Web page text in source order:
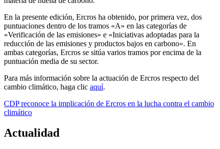
En la presente edición, Ercros ha obtenido, por primera vez, dos
puntuaciones dentro de los tramos «A» en las categorías de
«Verificación de las emisiones» e «Iniciativas adoptadas para la
reducción de las emisiones y productos bajos en carbono». En
ambas categorías, Ercros se sitúa varios tramos por encima de la
puntuación media de su sector.
Para más información sobre la actuación de Ercros respecto del
cambio climático, haga clic aquí.
CDP reconoce la implicación de Ercros en la lucha contra el cambio
climático
Actualidad